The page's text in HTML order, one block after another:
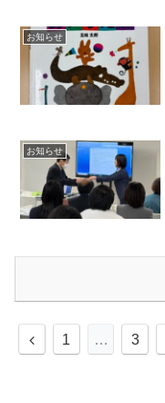
お知らせ
お知らせ
1 … 3